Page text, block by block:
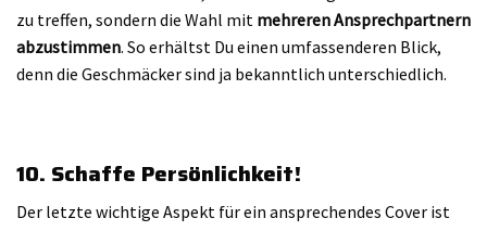
zu treffen, sondern die Wahl mit mehreren Ansprechpartnern
abzustimmen. So erhältst Du einen umfassenderen Blick,
denn die Geschmäcker sind ja bekanntlich unterschiedlich.
10. Schaffe Persönlichkeit!
Der letzte wichtige Aspekt für ein ansprechendes Cover ist